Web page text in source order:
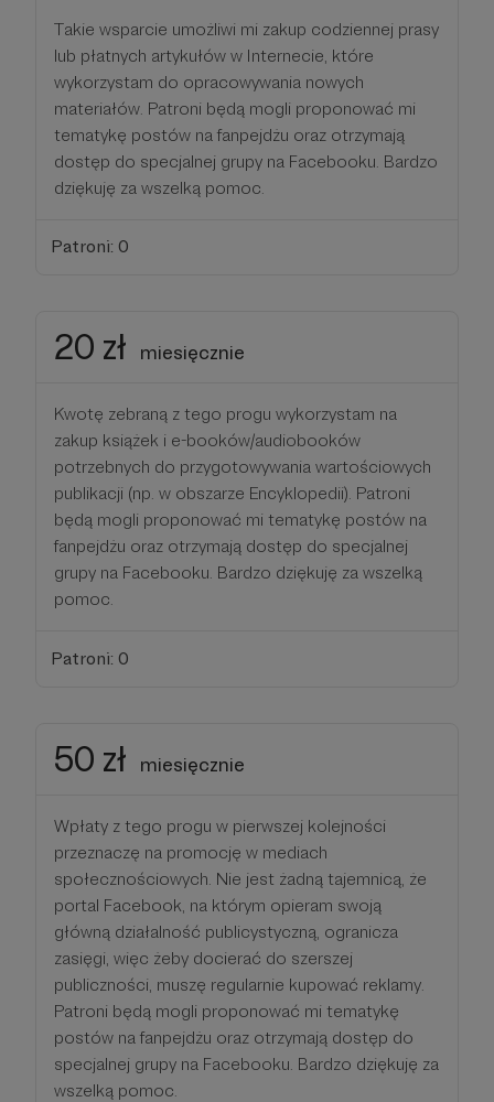
Takie wsparcie umożliwi mi zakup codziennej prasy
lub płatnych artykułów w Internecie, które
wykorzystam do opracowywania nowych
materiałów. Patroni będą mogli proponować mi
tematykę postów na fanpejdżu oraz otrzymają
dostęp do specjalnej grupy na Facebooku. Bardzo
dziękuję za wszelką pomoc.
Patroni: 0
20 zł miesięcznie
Kwotę zebraną z tego progu wykorzystam na
zakup książek i e-booków/audiobooków
potrzebnych do przygotowywania wartościowych
publikacji (np. w obszarze Encyklopedii). Patroni
będą mogli proponować mi tematykę postów na
fanpejdżu oraz otrzymają dostęp do specjalnej
grupy na Facebooku. Bardzo dziękuję za wszelką
pomoc.
Patroni: 0
50 zł miesięcznie
Wpłaty z tego progu w pierwszej kolejności
przeznaczę na promocję w mediach
społecznościowych. Nie jest żadną tajemnicą, że
portal Facebook, na którym opieram swoją
główną działalność publicystyczną, ogranicza
zasięgi, więc żeby docierać do szerszej
publiczności, muszę regularnie kupować reklamy.
Patroni będą mogli proponować mi tematykę
postów na fanpejdżu oraz otrzymają dostęp do
specjalnej grupy na Facebooku. Bardzo dziękuję za
wszelką pomoc.